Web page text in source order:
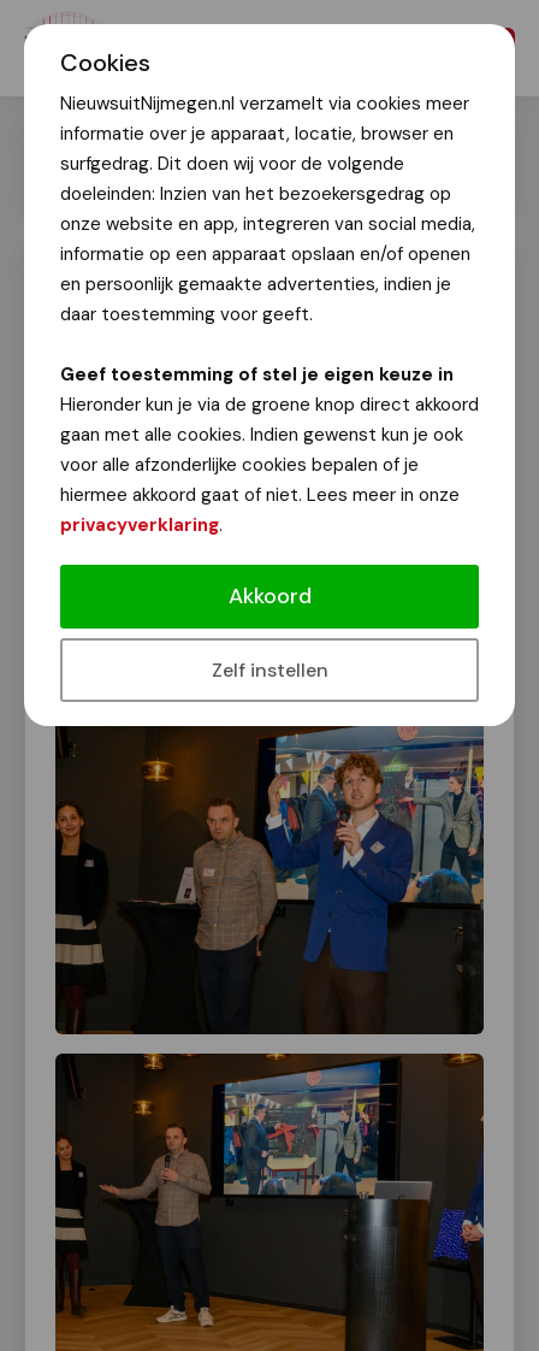
Cookies
NieuwsuitNijmegen.nl verzamelt via cookies meer
informatie over je apparaat, locatie, browser en
surfgedrag. Dit doen wij voor de volgende
doeleinden: Inzien van het bezoekersgedrag op
onze website en app, integreren van social media,
informatie op een apparaat opslaan en/of openen
en persoonlijk gemaakte advertenties, indien je
daar toestemming voor geeft.
Geef toestemming of stel je eigen keuze in
Hieronder kun je via de groene knop direct akkoord
gaan met alle cookies. Indien gewenst kun je ook
voor alle afzonderlijke cookies bepalen of je
hiermee akkoord gaat of niet. Lees meer in onze
privacyverklaring.
Akkoord
Zelf instellen
IMC Weekendschool Nijmegen
bestaat 20 jaar
Stichting IMC Weekendschool Nijmegen bestaat
20 jaar en wethouder Grete Visser was bij de
opening van de feestelijkheden. Stichting IMC liet
kinderen kennismaken met beroepen via
toekomstexpedities.
Klik op een foto voor vergrote weergave